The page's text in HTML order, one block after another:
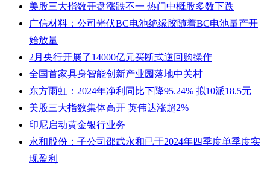
美股三大指数开盘涨跌不一 热门中概股多数下跌
广信材料：公司光伏BC电池绝缘胶随着BC电池量产开
始放量
2月央行开展了14000亿元买断式逆回购操作
全国首家具身智能创新产业园落地中关村
东方雨虹：2024年净利同比下降95.24% 拟10派18.5元
美股三大指数集体高开 英伟达涨超2%
印尼启动黄金银行业务
永和股份：子公司邵武永和已于2024年四季度单季度实
现盈利